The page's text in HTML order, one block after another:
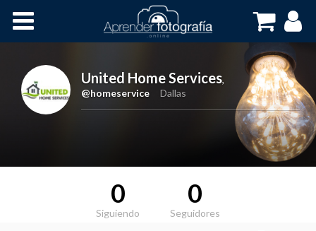
Cursos OnLine
United Home Services,
@homeservice
Dallas
0
Siguiendo
0
Seguidores